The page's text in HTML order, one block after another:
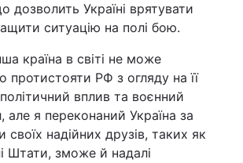
дозволить Україні врятувати
ситуацію на полі бою.
країна в світі не може
протистояти РФ з огляду на її
вплив та воєнний
але я переконаний Україна за
своїх надійних друзів, таких як
Штати, зможе й надалі